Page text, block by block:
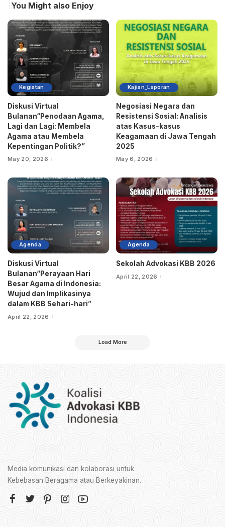
You Might also Enjoy
Kegiatan
Diskusi Virtual
Bulanan“Penodaan Agama,
Lagi dan Lagi: Membela
Agama atau Membela
Kepentingan Politik?”
May 20, 2026
Kajian_Laporan
Negosiasi Negara dan
Resistensi Sosial: Analisis
atas Kasus-kasus
Keagamaan di Jawa Tengah
2025
May 6, 2026
Agenda
Diskusi Virtual
Bulanan“Perayaan Hari
Besar Agama di Indonesia:
Wujud dan Implikasinya
dalam KBB Sehari-hari”
April 22, 2026
Agenda
Sekolah Advokasi KBB 2026
April 22, 2026
Load More
Media komunikasi dan kolaborasi untuk
Kebebasan Beragama atau Berkeyakinan.